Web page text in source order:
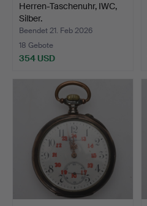
Herren-Taschenuhr, IWC,
Silber.
Beendet 21. Feb 2026
18 Gebote
354 USD